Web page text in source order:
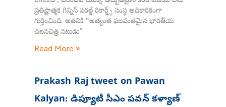
ప్రతిష్టాత్మక గిన్నిస్ వరల్డ్ రికార్డ్స్ సంస్థ అధికారికంగా
గుర్తించింది. అతనికి “అత్యంత ఫలవంతమైన భారతీయ
చలనచిత్ర నటుడు”
Read More »
Prakash Raj tweet on Pawan
Kalyan: డిప్యూటీ సీఎం పవన్ కళ్యాణ్